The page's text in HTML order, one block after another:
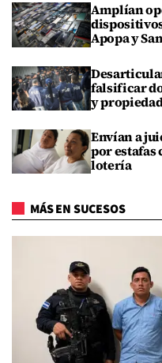
Amplían
Apopa y
falsificar
y
Envían a
por
lotería
MÁS EN SUCESOS